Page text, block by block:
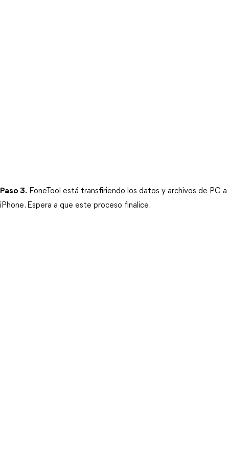
Paso 3. FoneTool está transfiriendo los datos y archivos de PC a
iPhone. Espera a que este proceso finalice.